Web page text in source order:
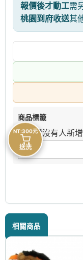
報價後才動工需
桃園到府收送其
商品標籤
目前還沒有人新
相關商品
NT:300元
送洗